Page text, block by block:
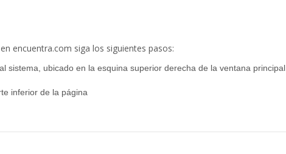
encuentra.com siga los siguientes pasos:
sistema, ubicado en la esquina superior derecha de la ventana principal
inferior de la página